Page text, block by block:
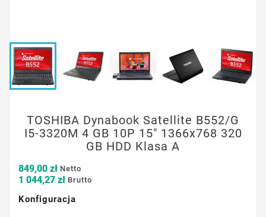
TOSHIBA Dynabook Satellite B552/G
I5-3320M 4 GB 10P 15" 1366x768 320
GB HDD Klasa A
849,00 zł Netto
1 044,27 zł Brutto
Konfiguracja